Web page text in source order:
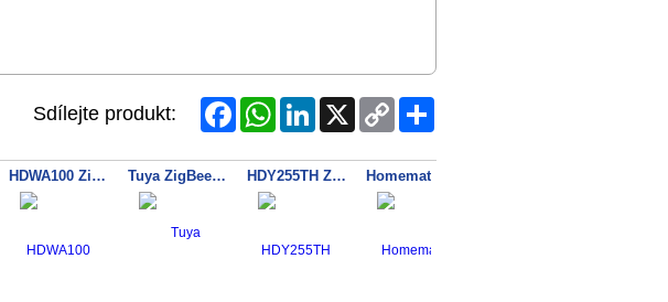
Sdílejte produkt: FacebookWhatsAppLinkedIn
X
Copy
Link
Share
HDWA100 Zigbee TUYA záplavový detektor Tuya ZigBee HUB WiFi HDY255TH ZigBee Sensor Teploty a Vlhkosti, LCD